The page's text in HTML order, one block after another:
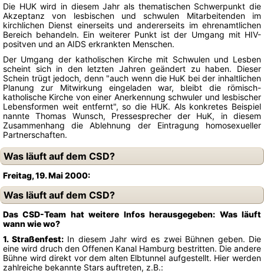
Die HUK wird in diesem Jahr als thematischen Schwerpunkt die
Akzeptanz von lesbischen und schwulen Mitarbeitenden im
kirchlichen Dienst einerseits und andererseits im ehrenamtlichen
Bereich behandeln. Ein weiterer Punkt ist der Umgang mit HIV-
positven und an AIDS erkrankten Menschen.
Der Umgang der katholischen Kirche mit Schwulen und Lesben
scheint sich in den letzten Jahren geändert zu haben. Dieser
Schein trügt jedoch, denn "auch wenn die HuK bei der inhaltlichen
Planung zur Mitwirkung eingeladen war, bleibt die römisch-
katholische Kirche von einer Anerkennung schwuler und lesbischer
Lebensformen weit entfernt", so die HUK. Als konkretes Beispiel
nannte Thomas Wunsch, Pressesprecher der HuK, in diesem
Zusammenhang die Ablehnung der Eintragung homosexueller
Partnerschaften.
Was läuft auf dem CSD?
Freitag, 19. Mai 2000:
Was läuft auf dem CSD?
Das CSD-Team hat weitere Infos herausgegeben: Was läuft
wann wie wo?
1. Straßenfest:In diesem Jahr wird es zwei Bühnen geben. Die
eine wird druch den Offenen Kanal Hamburg bestritten. Die andere
Bühne wird direkt vor dem alten Elbtunnel aufgestellt. Hier werden
zahlreiche bekannte Stars auftreten, z.B.: